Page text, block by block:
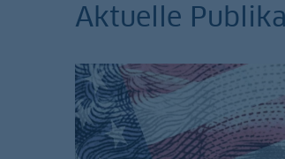
Aktuelle